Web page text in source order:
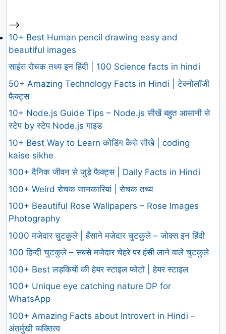
-->
10+ Best Human pencil drawing easy and
beautiful images
साइंस रोचक तथ्य इन हिंदी | 100 Science facts in hindi
50+ Amazing Technology Facts in Hindi | टेक्नोलॉजी
फैक्ट्स
10+ Node.js Guide Tips – Node.js सीखें बहुत आसानी से
स्टेप by स्टेप Node.js गाइड
10+ Best Way to Learn कोडिंग कैसे सीखे | coding
kaise sikhe
100+ दैनिक जीवन से जुड़े फैक्ट्स | Daily Facts in Hindi
100+ Weird रोचक जानकारियां | रोचक तथ्य
100+ Beautiful Rose Wallpapers – Rose Images
Photography
1000 मजेदार चुटकुले | हँसाने मजेदार चुटकुले – जोक्स इन हिंदी
100 हिन्दी चुटकुले – सबसे मजेदार चेहरे पर हंसी लाने वाले चुटकुले
100+ Best लड़कियों की हेयर स्टाइल फोटो | हेयर स्टाइल
100+ Unique eye catching nature DP for
WhatsApp
100+ Amazing Facts about Introvert in Hindi –
अंतर्मुखी व्यक्तित्व